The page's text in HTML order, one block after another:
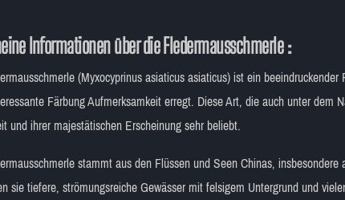
Informationen über die Fledermausschmerle :
(Myxocyprinus asiaticus asiaticus) ist ein
Färbung Aufmerksamkeit erregt. Diese Art, die auch unter dem
und ihrer majestätischen Erscheinung sehr beliebt.
stammt aus den Flüssen und Seen Chinas,
sie tiefere, strömungsreiche Gewässer mit felsigem Untergrund und